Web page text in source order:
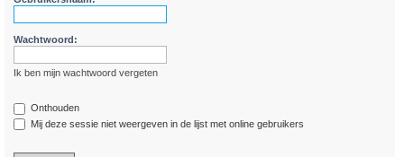
Wachtwoord:
Ik ben mijn wachtwoord vergeten
Onthouden
Mij deze sessie niet weergeven in de lijst met online gebruikers